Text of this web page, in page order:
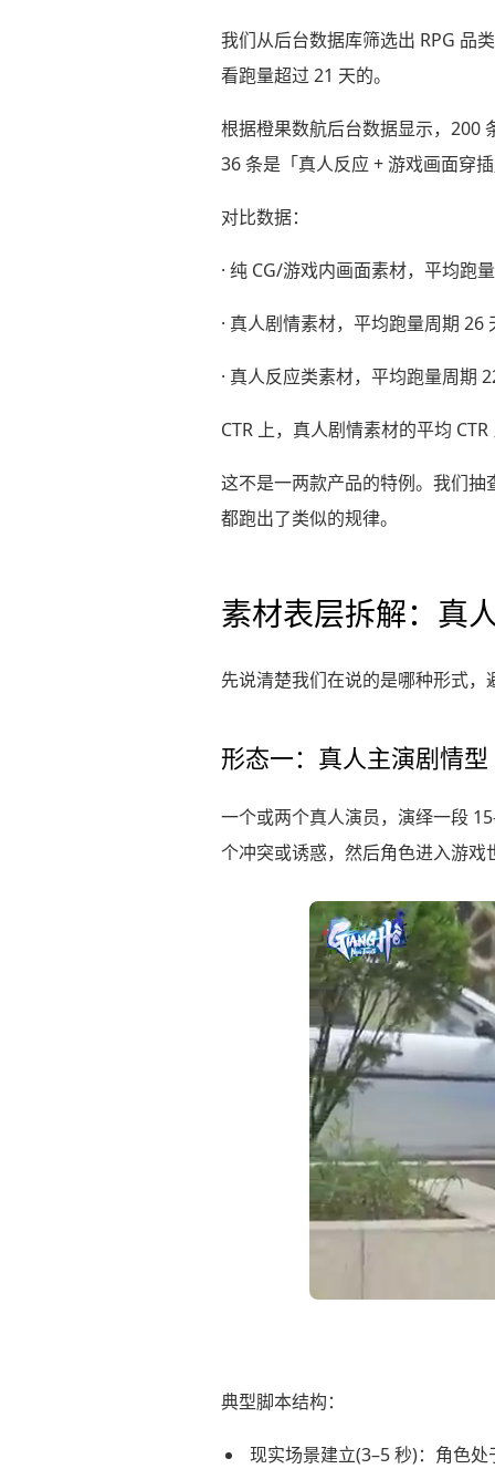
我们从后台数据库筛选出 RPG 品
看跑量超过 21 天的。
根据橙果数航后台数据显示，200
36 条是「真人反应 + 游戏画面穿
对比数据：
· 纯 CG/游戏内画面素材，平均跑
· 真人剧情素材，平均跑量周期 26
· 真人反应类素材，平均跑量周期
CTR 上，真人剧情素材的平均
这不是一两款产品的特例。我们
都跑出了类似的规律。
素材表层拆解：真
先说清楚我们在说的是哪种形式，
形态一：真人主演剧情型
一个或两个真人演员，演绎一段
个冲突或诱惑，然后角色进入游
典型脚本结构：
现实场景建立(3–5 秒)：角色